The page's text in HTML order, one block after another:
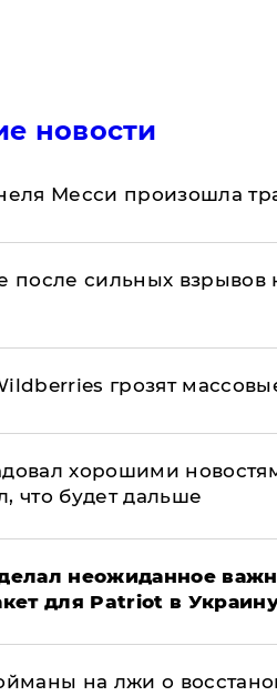
новости
Месси произошла
после сильных взрывов
грозят
хорошими
что будет дальше
неожиданное
для Patriot в
на лжи о